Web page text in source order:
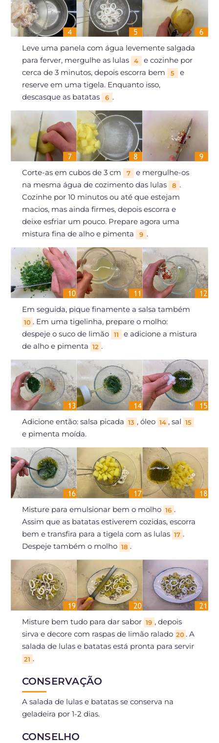
Leve uma panela com água levemente salgada
para ferver, mergulhe as lulas
4
e cozinhe por
cerca de 3 minutos, depois escorra bem
5
e
reserve em uma tigela. Enquanto isso,
descasque as batatas
6 .
Corte-as em cubos de 3 cm 7
e mergulhe-os
na mesma água de cozimento das lulas
8 .
Cozinhe por 10 minutos ou até que estejam
macios, mas ainda firmes, depois escorra e
deixe esfriar um pouco. Prepare agora uma
mistura fina de alho e pimenta
9 .
Em seguida, pique finamente a salsa também
10 . Em uma tigelinha, prepare o molho:
despeje o suco de limão
11
e adicione a mistura
de alho e pimenta 12 .
Adicione então: salsa picada 13 , óleo 14 , sal 15
e pimenta moída.
Misture para emulsionar bem o molho 16 .
Assim que as batatas estiverem cozidas, escorra
bem e transfira para a tigela com as lulas 17 .
Despeje também o molho 18 .
Misture bem tudo para dar sabor 19 , depois
sirva e decore com raspas de limão ralado 20 . A
salada de lulas e batatas está pronta para servir
21 .
CONSERVAÇÃO
A salada de lulas e batatas se conserva na
geladeira por 1-2 dias.
CONSELHO